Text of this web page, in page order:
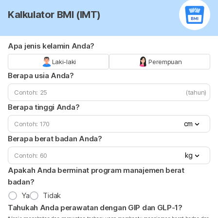
Kalkulator BMI (IMT)
Apa jenis kelamin Anda?
Laki-laki Perempuan
Berapa usia Anda?
(tahun)
Berapa tinggi Anda?
cm
Berapa berat badan Anda?
kg
Apakah Anda berminat program manajemen berat
badan?
Ya
Tidak
Tahukah Anda perawatan dengan GIP dan GLP-1?